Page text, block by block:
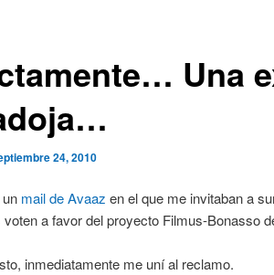
Una
24, 2010
mail de Avaaz en el que me invitaban a
a favor del proyecto Filmus-Bonasso
inmediatamente me uní al reclamo.